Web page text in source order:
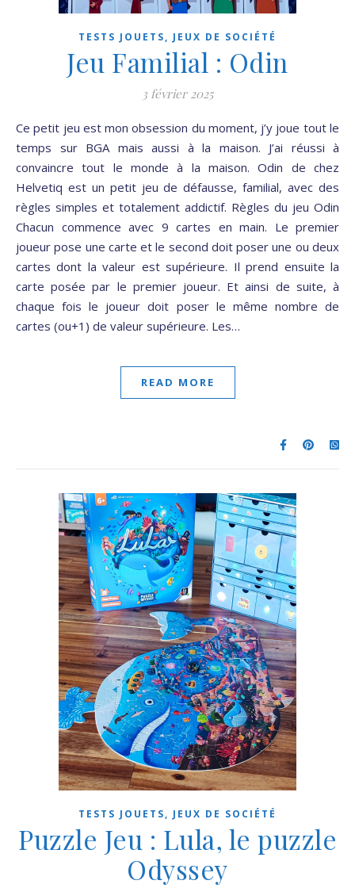
TESTS JOUETS, JEUX DE SOCIÉTÉ
Jeu Familial : Odin
3 février 2025
Ce petit jeu est mon obsession du moment, j’y joue tout le
temps sur BGA mais aussi à la maison. J’ai réussi à
convaincre tout le monde à la maison. Odin de chez
Helvetiq est un petit jeu de défausse, familial, avec des
règles simples et totalement addictif. Règles du jeu Odin
Chacun commence avec 9 cartes en main. Le premier
joueur pose une carte et le second doit poser une ou deux
cartes dont la valeur est supérieure. Il prend ensuite la
carte posée par le premier joueur. Et ainsi de suite, à
chaque fois le joueur doit poser le même nombre de
cartes (ou+1) de valeur supérieure. Les…
READ MORE
TESTS JOUETS, JEUX DE SOCIÉTÉ
Puzzle Jeu : Lula, le puzzle
Odyssey